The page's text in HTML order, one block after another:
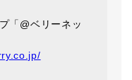
「@ベリーネッ